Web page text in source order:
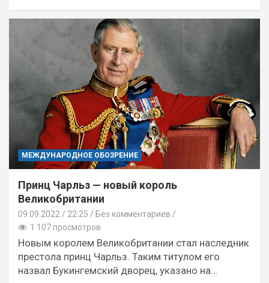
МЕЖДУНАРОДНОЕ ОБОЗРЕНИЕ
Принц Чарльз — новый король
Великобритании
09.09.2022 22:25 / Без комментариев
1 107 просмотров
Новым королем Великобритании стал наследник
престола принц Чарльз. Таким титулом его
назвал Букингемский дворец, указано на…